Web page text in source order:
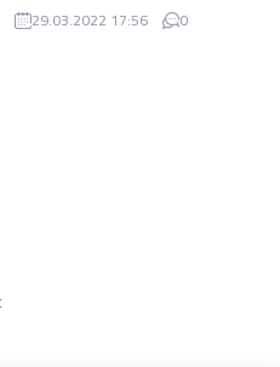
bahçesi, baharın gelişiyle birlikte
öğrencilerle şenlenmeye başladı.
29.03.2022 17:56 0